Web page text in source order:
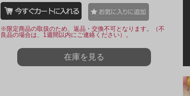
t
i
n
g
※限定商品の取扱のため、返品・交換不可となります。（不
良品の場合は、1週間以内にご連絡ください）。
在庫を見る